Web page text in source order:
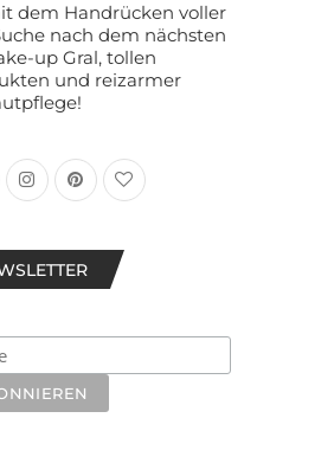
dem Handrücken voller
nach dem nächsten
up Gral, tollen
und reizarmer